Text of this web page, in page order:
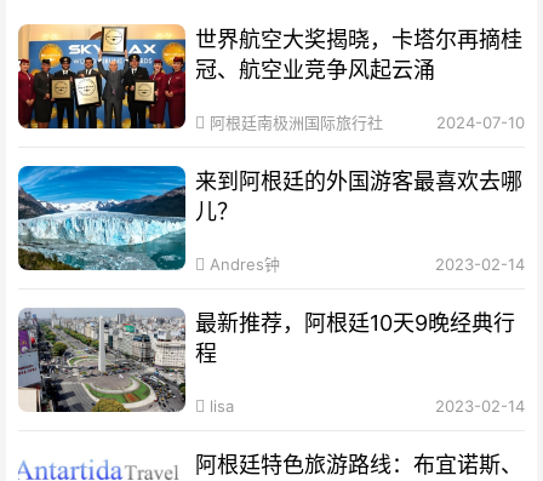
世界航空大奖揭晓，卡塔尔再摘桂
冠、航空业竞争风起云涌
阿根廷南极洲国际旅行社 2024-07-10
来到阿根廷的外国游客最喜欢去哪
儿？
Andres钟 2023-02-14
最新推荐，阿根廷10天9晚经典行
程
lisa 2023-02-14
阿根廷特色旅游路线：布宜诺斯、